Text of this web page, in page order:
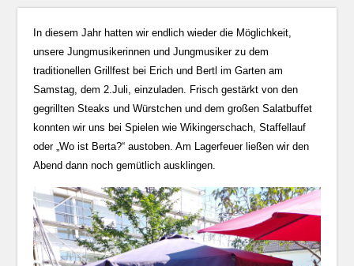
In diesem Jahr hatten wir endlich wieder die Möglichkeit,
unsere Jungmusikerinnen und Jungmusiker zu dem
traditionellen Grillfest bei Erich und Bertl im Garten am
Samstag, dem 2.Juli, einzuladen. Frisch gestärkt von den
gegrillten Steaks und Würstchen und dem großen Salatbuffet
konnten wir uns bei Spielen wie Wikingerschach, Staffellauf
oder „Wo ist Berta?“ austoben. Am Lagerfeuer ließen wir den
Abend dann noch gemütlich ausklingen.